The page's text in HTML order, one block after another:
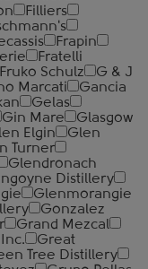
Filliers
Frapin
Fratelli
Fruko Schulz
G & J
Marcati
Gancia
Gelas
Gin Mare
Glasgow
Elgin
Glen
Turner
Glendronach
Distillery
Glenmorangie
Gonzalez
Grand Mezcal
Great
Tree Distillery